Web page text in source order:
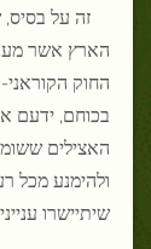
זה על
הארץ אשר
החוק
בכוחם, ידעם
האצילים
ולהימנע מכל
שיתיישרו